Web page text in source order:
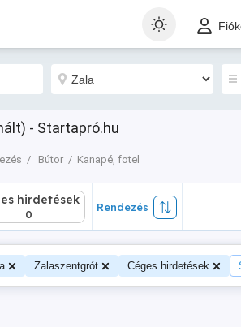
- Startapró.hu
Bútor Kanapé, fotel
hirdetések
0
Rendezés
Zalaszentgrót Céges hirdetések